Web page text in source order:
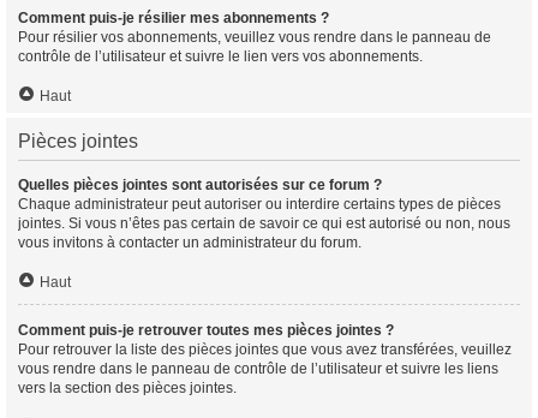
Comment puis-je résilier mes abonnements ?
Pour résilier vos abonnements, veuillez vous rendre dans le panneau de
contrôle de l’utilisateur et suivre le lien vers vos abonnements.
Haut
Pièces jointes
Quelles pièces jointes sont autorisées sur ce forum ?
Chaque administrateur peut autoriser ou interdire certains types de pièces
jointes. Si vous n’êtes pas certain de savoir ce qui est autorisé ou non, nous
vous invitons à contacter un administrateur du forum.
Haut
Comment puis-je retrouver toutes mes pièces jointes ?
Pour retrouver la liste des pièces jointes que vous avez transférées, veuillez
vous rendre dans le panneau de contrôle de l’utilisateur et suivre les liens
vers la section des pièces jointes.